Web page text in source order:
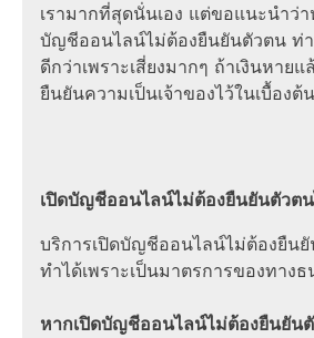
เรามากที่สุดนั่นเอง แต่ขอแนะนำว่
บัญชีออนไลน์ไม่ต้องยืนยันตัวตน ท่
ดีกว่าเพราะเสี่ยงมากๆ ถ้าเงินหาย
ยืนยันความเป็นเจ้าของไว้ในเบื้องต้น
เปิดบัญชีออนไลน์ไม่ต้องยืนยันตัวต
บริการเปิดบัญชีออนไลน์ไม่ต้องยืน
ทำได้เพราะเป็นมาตรการของทาง
หากเปิดบัญชีออนไลน์ไม่ต้องยืนยัน